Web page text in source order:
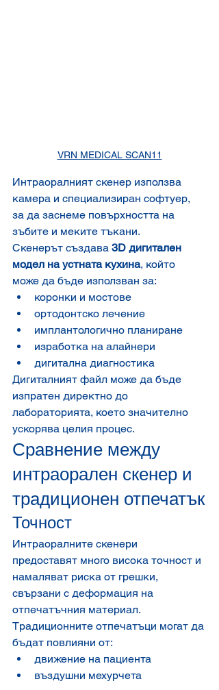
VRN MEDICAL SCAN11
Интраоралният скенер използва
камера и специализиран софтуер,
за да заснеме повърхността на
зъбите и меките тъкани.
Скенерът създава 3D дигитален
модел на устната кухина, който
може да бъде използван за:
коронки и мостове
ортодонтско лечение
имплантологично планиране
изработка на алайнери
дигитална диагностика
Дигиталният файл може да бъде
изпратен директно до
лабораторията, което значително
ускорява целия процес.
Сравнение между
интраорален скенер и
традиционен отпечатък
Точност
Интраоралните скенери
предоставят много висока точност и
намаляват риска от грешки,
свързани с деформация на
отпечатъчния материал.
Традиционните отпечатъци могат да
бъдат повлияни от:
движение на пациента
въздушни мехурчета